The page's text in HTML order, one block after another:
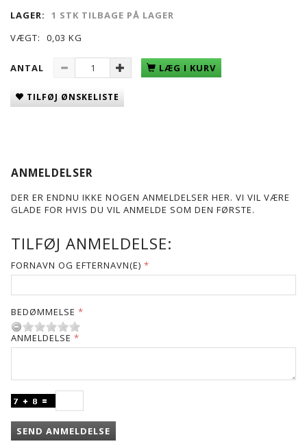
LAGER:
1 STK TILBAGE PÅ LAGER
VÆGT:
0,03 KG
ANTAL LÆG I KURV
TILFØJ ØNSKELISTE
ANMELDELSER
DER ER ENDNU IKKE NOGEN ANMELDELSER HER. VI VIL VÆRE
GLADE FOR HVIS DU VIL ANMELDE SOM DEN FØRSTE.
TILFØJ ANMELDELSE:
FORNAVN OG EFTERNAVN(E)
BEDØMMELSE
ANMELDELSE
SEND ANMELDELSE